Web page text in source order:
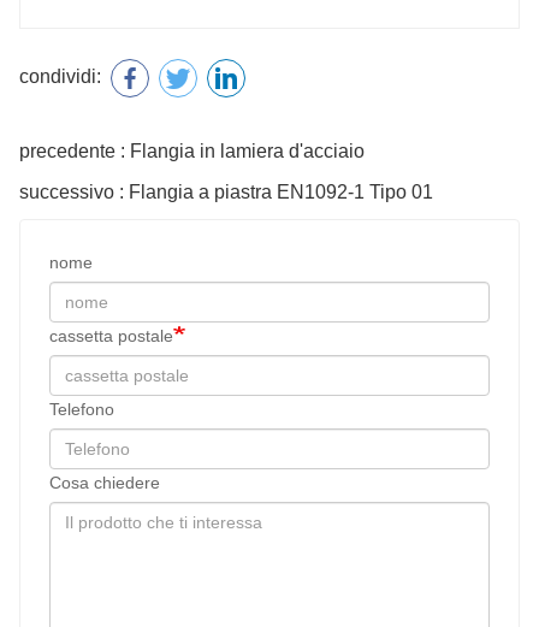
condividi:
precedente : Flangia in lamiera d'acciaio
successivo : Flangia a piastra EN1092-1 Tipo 01
nome
cassetta postale
Telefono
Cosa chiedere